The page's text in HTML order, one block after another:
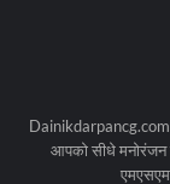
आपको सीधे मनोरंजन